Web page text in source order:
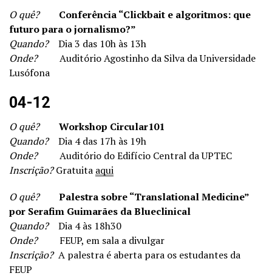
O quê?
Conferência “Clickbait e algoritmos: que
futuro para o jornalismo?”
Quando?Dia 3 das 10h às 13h
Onde?Auditório Agostinho da Silva da Universidade
Lusófona
04-12
O quê?
Workshop Circular101
Quando?Dia 4 das 17h às 19h
Onde?Auditório do Edifício Central da UPTEC
Inscrição?Gratuita aqui
O quê?
Palestra sobre “Translational Medicine”
por Serafim Guimarães da Blueclinical
Quando?Dia 4 às 18h30
Onde?FEUP, em sala a divulgar
Inscrição?A palestra é aberta para os estudantes da
FEUP